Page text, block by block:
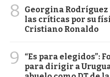
8
Georgina
las críticas por su
Cristiano Ronaldo
9
“Es para elegidos”:
para dirigir a